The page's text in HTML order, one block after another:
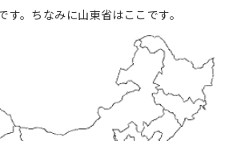
す。ちなみに山東省はここです。